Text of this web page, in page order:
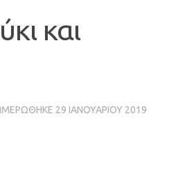
και
29 ΙΑΝΟΥΑΡΊΟΥ 2019